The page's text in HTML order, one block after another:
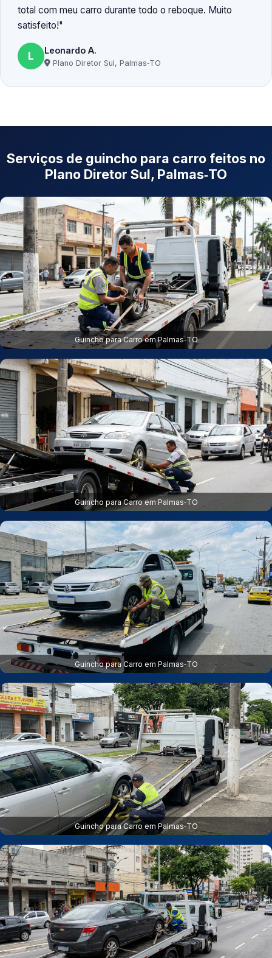
total com meu carro durante todo o reboque. Muito
satisfeito!
L Leonardo A.
Plano Diretor Sul, Palmas‑TO
Serviços de guincho para carro feitos no
Plano Diretor Sul, Palmas‑TO
Guincho para Carro em Palmas‑TO
Guincho para Carro em Palmas‑TO
Guincho para Carro em Palmas‑TO
Guincho para Carro em Palmas‑TO